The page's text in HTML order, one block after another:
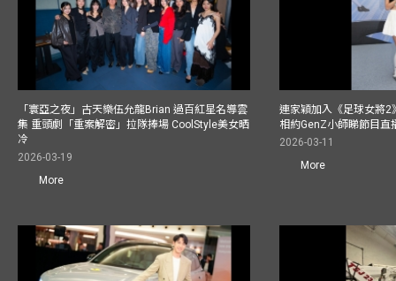
「寰亞之夜」古天樂伍允龍Brian 過百紅星名導雲
集 重頭劇「重案解密」拉隊捧場 CoolStyle美女晒
冷
2026-03-19
More
連家穎加入《足球女將
相約GenZ小師睇節目直
2026-03-11
More